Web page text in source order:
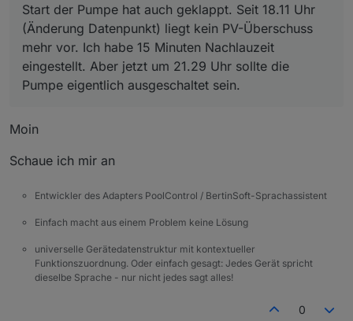
Start der Pumpe hat auch geklappt. Seit 18.11 Uhr
(Änderung Datenpunkt) liegt kein PV-Überschuss
mehr vor. Ich habe 15 Minuten Nachlauzeit
eingestellt. Aber jetzt um 21.29 Uhr sollte die
Pumpe eigentlich ausgeschaltet sein.
Moin
Schaue ich mir an
Entwickler des Adapters PoolControl / BertinSoft-Sprachassistent
Einfach macht aus einem Problem keine Lösung
universelle Gerätedatenstruktur mit kontextueller
Funktionszuordnung. Oder einfach gesagt: Jedes Gerät spricht
dieselbe Sprache - nur nicht jedes sagt alles!
0